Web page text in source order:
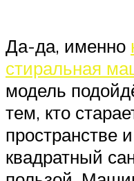
Да-да, именно
стиральная
модель
тем, кто
пространстве
квадратный